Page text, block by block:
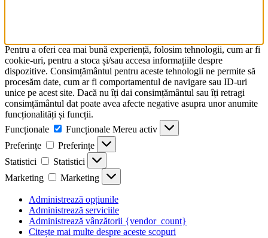
Pentru a oferi cea mai bună experiență, folosim tehnologii, cum ar fi
cookie-uri, pentru a stoca și/sau accesa informațiile despre
dispozitive. Consimțământul pentru aceste tehnologii ne permite să
procesăm date, cum ar fi comportamentul de navigare sau ID-uri
unice pe acest site. Dacă nu îți dai consimțământul sau îți retragi
consimțământul dat poate avea afecte negative asupra unor anumite
funcționalități și funcții.
Funcționale
Funcționale Mereu activ
Preferințe
Preferințe
Statistici
Statistici
Marketing
Marketing
Administrează opțiunile
Administrează serviciile
Administrează vânzătorii {vendor_count}
Citește mai multe despre aceste scopuri